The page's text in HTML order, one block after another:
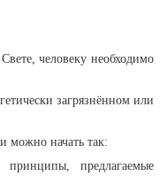
человеку необходимо
загрязнённом или
можно начать так:
предлагаемые